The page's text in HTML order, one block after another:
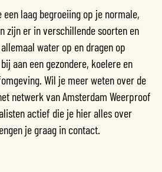
een laag begroeiing op je normale,
zijn er in verschillende soorten en
water op en dragen op
aan een gezondere, koelere en
Wil je meer weten over de
netwerk van Amsterdam Weerproof
actief die je hier alles over
je graag in contact.